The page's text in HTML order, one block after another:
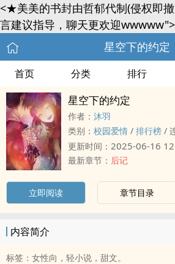
<★美美的书封由​哲郁代制(侵权即
言建议指导，聊天更欢迎wwwww">
星空下的约定
首页 分类 排行
星空下的约定
作者： 沐羽
类别： 校园爱情 / 排行榜 /
更新时间： 2025-06-16
最新章节： 后记
立即阅读 章节目录
内容简介
标签：女性向，轻小说，甜文。